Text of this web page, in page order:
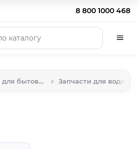
8 800 1000 468
Запчасти для бытовой техники